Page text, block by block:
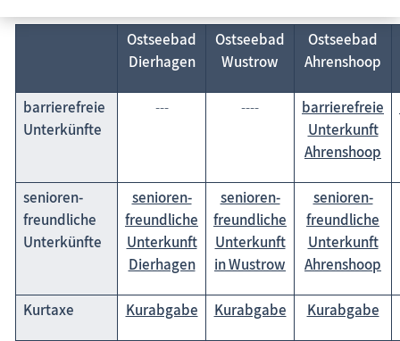
Unterhaltsames
Wissenswertes
Veranstaltungen
Ostseebad
Dierhagen
Ostseebad
Wustrow
Ostseebad
Ahrenshoop
barrierefreie
Unterkünfte
--- ----
barrierefreie
Unterkunft
Ahrenshoop
senioren-
freundliche
Unterkünfte
senioren-
freundliche
Unterkunft
Dierhagen
senioren-
freundliche
Unterkunft
in Wustrow
senioren-
freundliche
Unterkunft
Ahrenshoop
Kurtaxe Kurabgabe Kurabgabe Kurabgabe